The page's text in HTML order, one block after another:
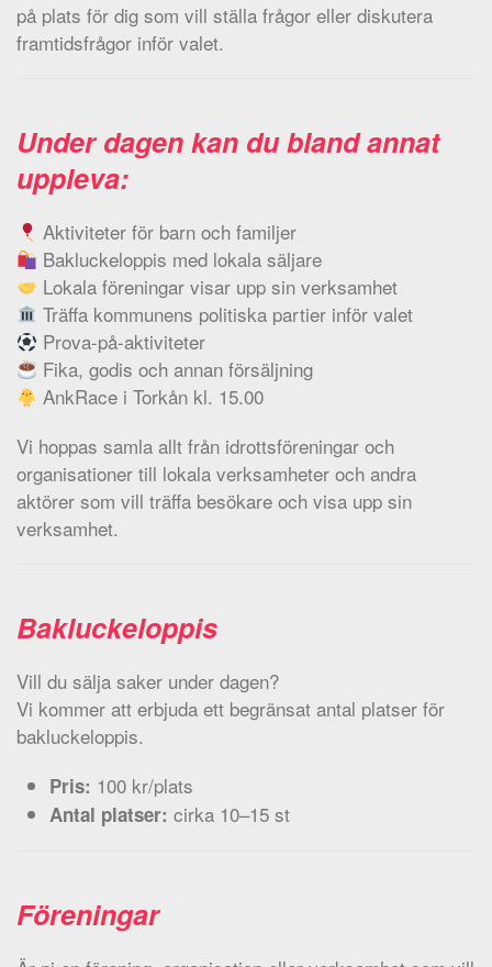
på plats för dig som vill ställa frågor eller diskutera
framtidsfrågor inför valet.
Under dagen kan du bland annat
uppleva:
Aktiviteter för barn och familjer
Bakluckeloppis med lokala säljare
Lokala föreningar visar upp sin verksamhet
Träffa kommunens politiska partier inför valet
Prova-på-aktiviteter
Fika, godis och annan försäljning
AnkRace i Torkån kl. 15.00
Vi hoppas samla allt från idrottsföreningar och
organisationer till lokala verksamheter och andra
aktörer som vill träffa besökare och visa upp sin
verksamhet.
Bakluckeloppis
Vill du sälja saker under dagen?
Vi kommer att erbjuda ett begränsat antal platser för
bakluckeloppis.
Pris: 100 kr/plats
Antal platser: cirka 10–15 st
Föreningar